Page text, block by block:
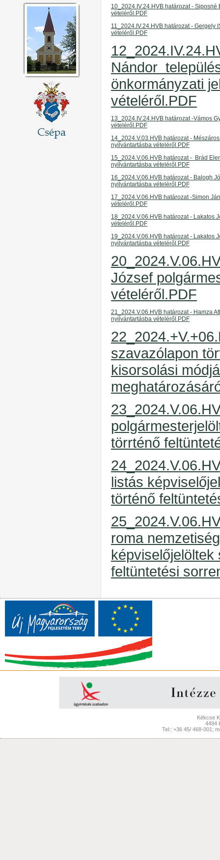
10_2024.IV.24.HVB határozat- Siposné
vételéről .PDF
11_2024.IV.24.HVB határozat- Gergely
vételéről .PDF
Nándor
önkormányzati
vételéről.PDF
13_2024.IV.24.HVB határozat-Vámos
vételéről .PDF
14_2024.V.03.HVB határozat -
nyilvántartásba vételéről .PDF
15_2024.V.06.HVB határozat - Brád
nyilvántartásba vételéről .PDF
16_2024.V.06.HVB határozat - Balogh
nyilvántartásba vételéről .PDF
17_2024.V.06.HVB határozat-Simon
vételéről .PDF
18_2024.V.06.HVB határozat- Lakatos
vételéről .PDF
19_2024.V.06.HVB határozat - Lakatos
nyilvántartásba vételéről .PDF
József
vételéről.PDF
21_2024.V.06.HVB határozat - Hamza
nyilvántartásba vételéről .PDF
szavazólapon
kisorsolási
törrténő
listás
történő
roma
feltüntetési
Kékcse
4494
Tel:: +36 45/ 468-001;